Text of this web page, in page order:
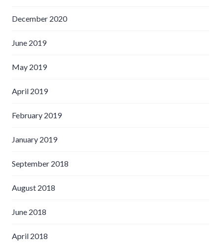
December 2020
June 2019
May 2019
April 2019
February 2019
January 2019
September 2018
August 2018
June 2018
April 2018